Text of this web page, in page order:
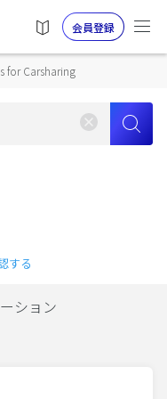
会員登録
for Carsharing
する
ション